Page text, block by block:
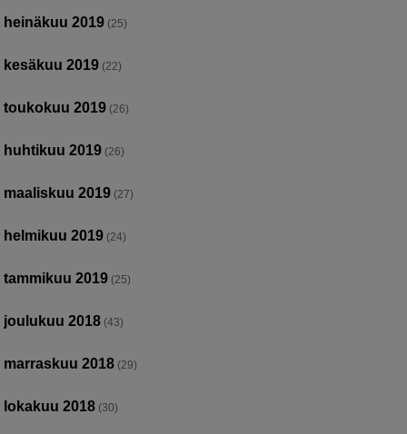
heinäkuu 2019 (25)
kesäkuu 2019 (22)
toukokuu 2019 (26)
huhtikuu 2019 (26)
maaliskuu 2019 (27)
helmikuu 2019 (24)
tammikuu 2019 (25)
joulukuu 2018 (43)
marraskuu 2018 (29)
lokakuu 2018 (30)